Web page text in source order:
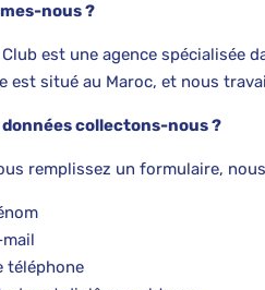
nous ?
est une agence spécialisée
est situé au Maroc, et nous
données collectons-nous ?
remplissez un formulaire,
téléphone